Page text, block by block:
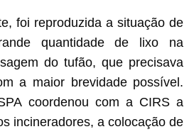
foi reproduzida a situação de
quantidade de lixo na
do tufão, que precisava
a maior brevidade possível.
coordenou com a CIRS a
incineradores, a colocação de